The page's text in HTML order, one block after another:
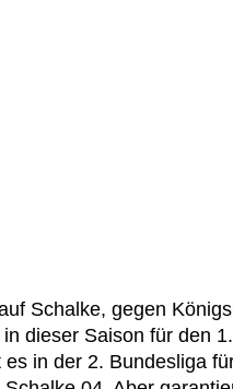
Schalke, gegen
dieser Saison für den
es in der 2. Bundesliga